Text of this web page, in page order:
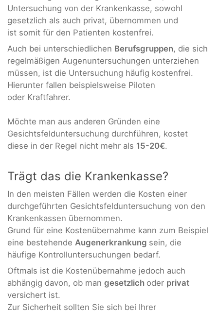
Untersuchung von der Krankenkasse, sowohl
gesetzlich als auch privat, übernommen und
ist somit für den Patienten kostenfrei.
Auch bei unterschiedlichen Berufsgruppen, die sich
regelmäßigen Augenuntersuchungen unterziehen
müssen, ist die Untersuchung häufig kostenfrei.
Hierunter fallen beispielsweise Piloten
oder Kraftfahrer.
Möchte man aus anderen Gründen eine
Gesichtsfelduntersuchung durchführen, kostet
diese in der Regel nicht mehr als 15-20€.
Trägt das die Krankenkasse?
In den meisten Fällen werden die Kosten einer
durchgeführten Gesichtsfelduntersuchung von den
Krankenkassen übernommen.
Grund für eine Kostenübernahme kann zum Beispiel
eine bestehende Augenerkrankung sein, die
häufige Kontrolluntersuchungen bedarf.
Oftmals ist die Kostenübernahme jedoch auch
abhängig davon, ob man gesetzlich oder privat
versichert ist.
Zur Sicherheit sollten Sie sich bei Ihrer